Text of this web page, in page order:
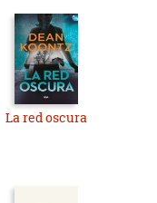
La red oscura